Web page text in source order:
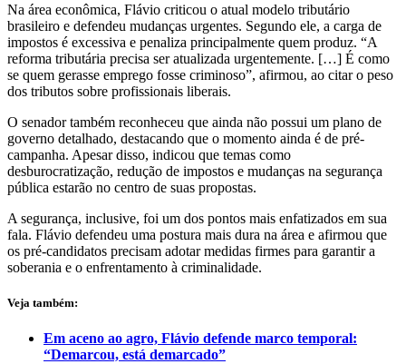
Na área econômica, Flávio criticou o atual modelo tributário
brasileiro e defendeu mudanças urgentes. Segundo ele, a carga de
impostos é excessiva e penaliza principalmente quem produz. “A
reforma tributária precisa ser atualizada urgentemente. […] É como
se quem gerasse emprego fosse criminoso”, afirmou, ao citar o peso
dos tributos sobre profissionais liberais.
O senador também reconheceu que ainda não possui um plano de
governo detalhado, destacando que o momento ainda é de pré-
campanha. Apesar disso, indicou que temas como
desburocratização, redução de impostos e mudanças na segurança
pública estarão no centro de suas propostas.
A segurança, inclusive, foi um dos pontos mais enfatizados em sua
fala. Flávio defendeu uma postura mais dura na área e afirmou que
os pré-candidatos precisam adotar medidas firmes para garantir a
soberania e o enfrentamento à criminalidade.
Veja também:
Em aceno ao agro, Flávio defende marco temporal:
“Demarcou, está demarcado”